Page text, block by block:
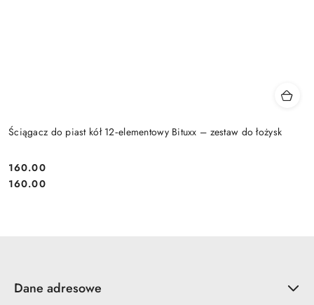
Ściągacz do piast kół 12‑elementowy Bituxx – zestaw do łożysk
Cena:
160.00
Cena:
160.00
Dane adresowe